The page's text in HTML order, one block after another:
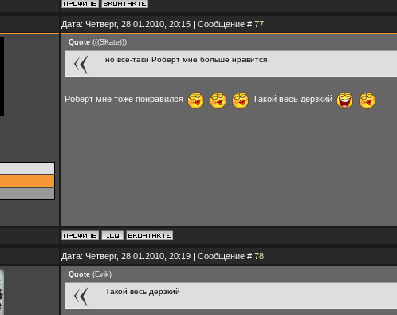
Дата: Четверг, 28.01.2010, 20:15 | Сообщение # 77
Quote(((SKate)))
но всё-таки Роберт мне больше нравится
Роберт мне тоже понравился Такой весь дерзкий
Дата: Четверг, 28.01.2010, 20:19 | Сообщение # 78
Quote(Evik)
Такой весь дерзкий